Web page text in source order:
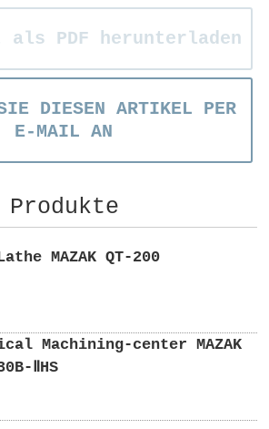
als PDF herunterladen
DIESEN ARTIKEL PER
E-MAIL AN
Produkte
MAZAK QT-200
Machining-center MAZAK
ⅡHS